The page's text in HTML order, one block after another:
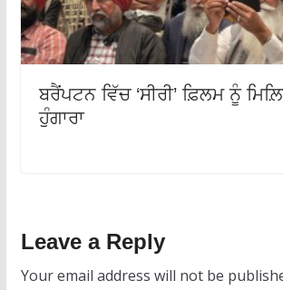
ਬਰੈਂਪਟਨ ਵਿੱਚ ‘ਸੀਰੀ’ ਫ਼ਿਲਮ ਨੂੰ
ਹੁੰਗਾਰਾ
Leave a Reply
Your email address will not be